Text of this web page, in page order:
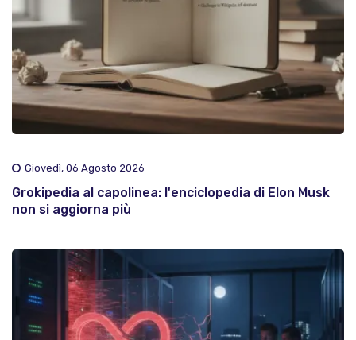
Giovedì, 06 Agosto 2026
Grokipedia al capolinea: l'enciclopedia di Elon Musk
non si aggiorna più